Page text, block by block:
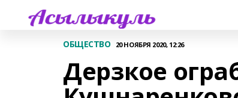
ОБЩЕСТВО 20 НОЯБРЯ 2020, 12:26
Дерзкое